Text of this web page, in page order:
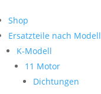
Shop
Ersatzteile nach Modell
K-Modell
11 Motor
Dichtungen